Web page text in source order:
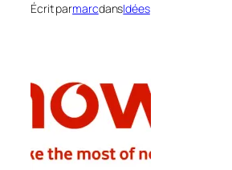
Écrit parmarcdansIdées